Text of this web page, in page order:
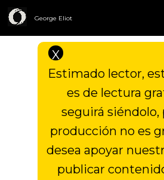
George Eliot
X
Estimado lector,
es de lectura
seguirá siéndolo,
producción no es
desea apoyar
publicar